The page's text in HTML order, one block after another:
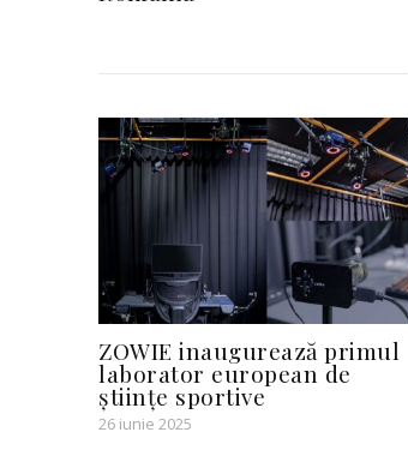
ZOWIE inaugurează primul
laborator european de
științe sportive
26 iunie 2025